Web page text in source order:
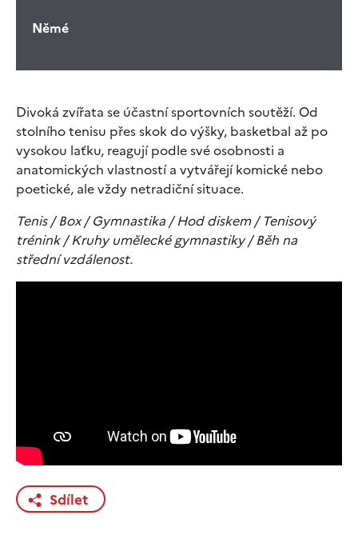
Němé
Divoká zvířata se účastní sportovních soutěží. Od
stolního tenisu přes skok do výšky, basketbal až po
vysokou laťku, reagují podle své osobnosti a
anatomických vlastností a vytvářejí komické nebo
poetické, ale vždy netradiční situace.
Tenis / Box / Gymnastika / Hod diskem / Tenisový
trénink / Kruhy umělecké gymnastiky / Běh na
střední vzdálenost.
Sdílet